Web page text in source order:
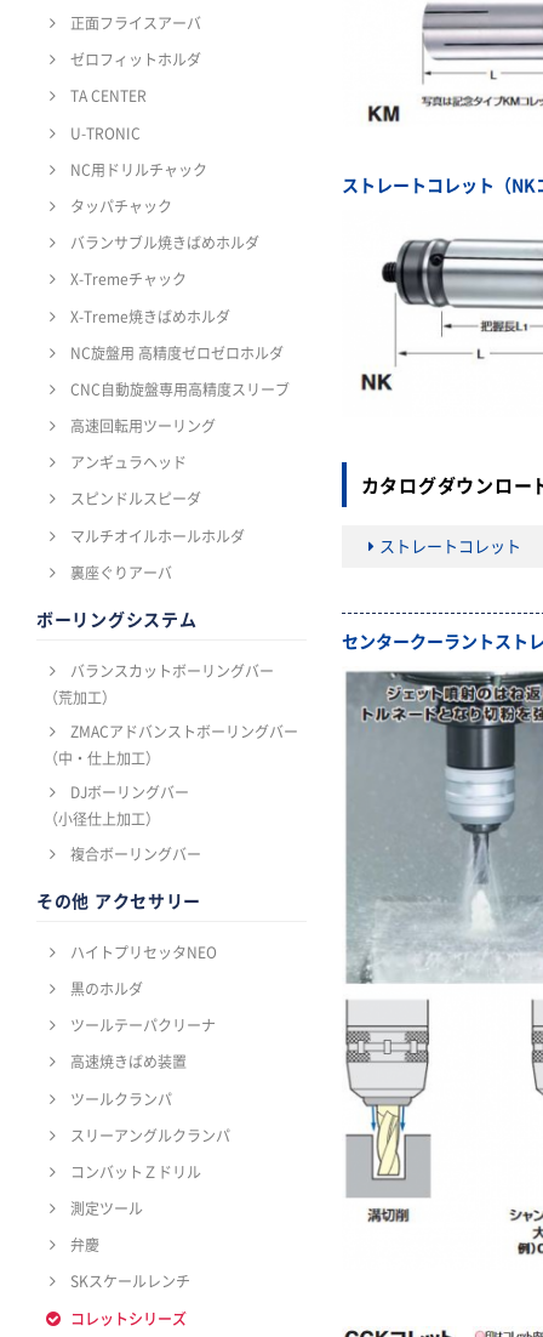
正面フライスアーバ
ゼロフィットホルダ
TA CENTER
U-TRONIC
NC用ドリルチャック
タッパチャック
バランサブル焼きばめホルダ
X-Tremeチャック
X-Treme焼きばめホルダ
NC旋盤用 高精度ゼロゼロホルダ
CNC自動旋盤専用高精度スリーブ
高速回転用ツーリング
アンギュラヘッド
スピンドルスピーダ
マルチオイルホールホルダ
裏座ぐりアーバ
ボーリングシステム
バランスカットボーリングバー
（荒加工）
ZMACアドバンストボーリングバー
（中・仕上加工）
DJボーリングバー
（小径仕上加工）
複合ボーリングバー
その他 アクセサリー
ハイトプリセッタNEO
黒のホルダ
ツールテーパクリーナ
高速焼きばめ装置
ツールクランパ
スリーアングルクランパ
コンバットＺドリル
測定ツール
弁慶
SKスケールレンチ
コレットシリーズ
ストレートコレット（NK
カタログダウンロー
ストレートコレット
センタークーラントスト